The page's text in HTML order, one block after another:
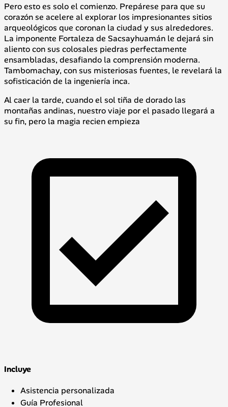
Pero esto es solo el comienzo. Prepárese para que su
corazón se acelere al explorar los impresionantes sitios
arqueológicos que coronan la ciudad y sus alrededores.
La imponente Fortaleza de Sacsayhuamán le dejará sin
aliento con sus colosales piedras perfectamente
ensambladas, desafiando la comprensión moderna.
Tambomachay, con sus misteriosas fuentes, le revelará la
sofisticación de la ingeniería inca.
Al caer la tarde, cuando el sol tiña de dorado las
montañas andinas, nuestro viaje por el pasado llegará a
su fin, pero la magia recien empieza
Incluye
Asistencia personalizada
Guía Profesional